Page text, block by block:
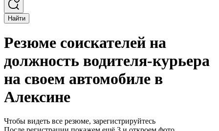
Найти
Резюме соискателей на
должность водителя-курьера
на своем автомобиле в
Алексине
Чтобы видеть все резюме, зарегистрируйтесь